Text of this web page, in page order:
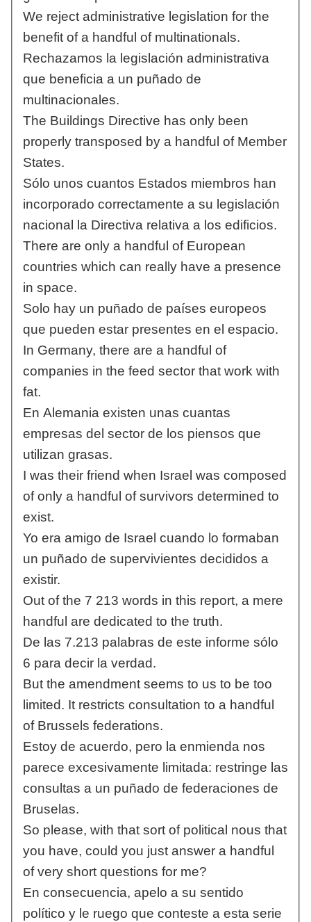
We reject administrative legislation for the
benefit of a handful of multinationals.
Rechazamos la legislación administrativa
que beneficia a un puñado de
multinacionales.
The Buildings Directive has only been
properly transposed by a handful of Member
States.
Sólo unos cuantos Estados miembros han
incorporado correctamente a su legislación
nacional la Directiva relativa a los edificios.
There are only a handful of European
countries which can really have a presence
in space.
Solo hay un puñado de países europeos
que pueden estar presentes en el espacio.
In Germany, there are a handful of
companies in the feed sector that work with
fat.
En Alemania existen unas cuantas
empresas del sector de los piensos que
utilizan grasas.
I was their friend when Israel was composed
of only a handful of survivors determined to
exist.
Yo era amigo de Israel cuando lo formaban
un puñado de supervivientes decididos a
existir.
Out of the 7 213 words in this report, a mere
handful are dedicated to the truth.
De las 7.213 palabras de este informe sólo
6 para decir la verdad.
But the amendment seems to us to be too
limited. It restricts consultation to a handful
of Brussels federations.
Estoy de acuerdo, pero la enmienda nos
parece excesivamente limitada: restringe las
consultas a un puñado de federaciones de
Bruselas.
So please, with that sort of political nous that
you have, could you just answer a handful
of very short questions for me?
En consecuencia, apelo a su sentido
político y le ruego que conteste a esta serie